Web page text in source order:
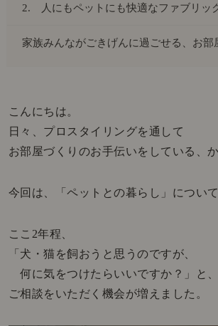
こんにちは。
日々、プロスタイリングを通して
お部屋づくりのお手伝いをしている、
今回は、「ペットとの暮らし」につい
ここ2年程、
「犬・猫を飼おうと思うのですが、
何に気をつけたらいいですか？」と、
ご相談をいただく機会が増えました。
2. 人にもペットにも快適なファブリッ
家族みんながごきげんに過ごせる、お部